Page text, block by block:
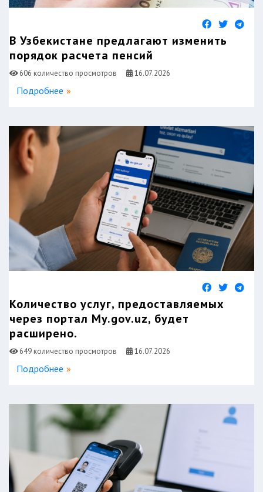
В Узбекистане предлагают изменить
порядок расчета пенсий
606 количество просмотров 16.07.2026
Подробнее
Количество услуг, предоставляемых
через портал My.gov.uz, будет
расширено.
649 количество просмотров 16.07.2026
Подробнее